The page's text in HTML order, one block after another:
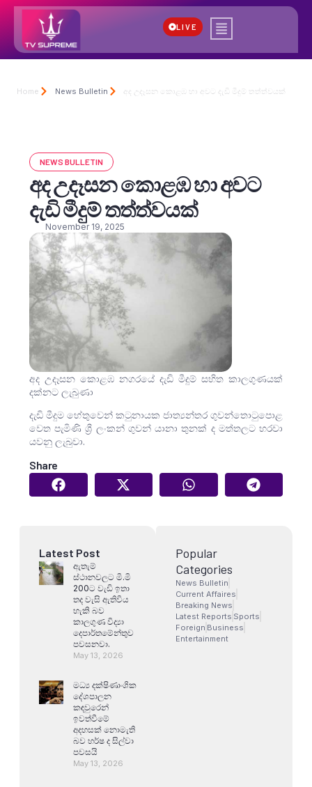
LIVE
Home News Bulletin අද උදෑසන කොළඹ හා අවට දැඩි මීදුම් තත්ත්වයක්
NEWS BULLETIN
අද උදෑසන කොළඹ හා අවට
දැඩි මීදුම් තත්ත්වයක්
November 19, 2025
අද උදෑසන කොළඹ නගරයේ දැඩි මීදුම් සහිත කාලගුණයක්
දක්නට ලැබුණා
දැඩි මීදුම හේතුවෙන් කටුනායක ජාත්‍යන්තර ගුවන්තොටුපොළ
වෙත පැමිණි ශ්‍රී ලංකන් ගුවන් යානා තුනක් ද මත්තලට හරවා
යවනු ලැබුවා.
Share
Latest Post
ඇතැම්
ස්ථානවලට මි.මි
200ට වැඩි ඉතා
තද වැසි ඇතිවිය
හැකි බව
කාලගුණ විද්‍යා
දෙපාර්තමේන්තුව
පවසනවා.
May 13, 2026
මධ්‍ය දක්ෂිණාංශික
දේශපාලන
කඳවුරෙන්
ඉවත්වීමේ
අදහසක් නොමැති
බව හර්ෂ ද සිල්වා
පවසයි
May 13, 2026
Popular
Categories
News Bulletin
Current Affaires
Breaking News
Latest Reports Sports
Foreign Business
Entertainment